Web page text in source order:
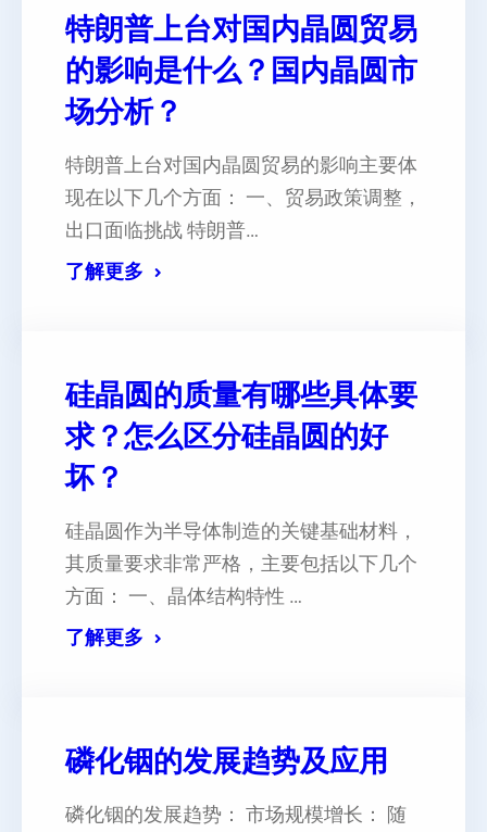
特朗普上台对国内晶圆贸易
的影响是什么？国内晶圆市
场分析？
特朗普上台对国内晶圆贸易的影响主要体
现在以下几个方面： ‌一、贸易政策调整，
出口面临挑战‌ 特朗普…
了解更多
硅晶圆的质量有哪些具体要
求？怎么区分硅晶圆的好
坏？
硅晶圆作为半导体制造的关键基础材料，
其质量要求非常严格，主要包括以下几个
方面： 一、晶体结构特性 …
了解更多
磷化铟的发展趋势及应用
磷化铟的发展趋势： 市场规模增长： 随